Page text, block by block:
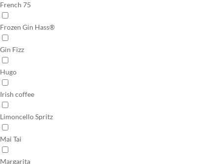
French 75
Frozen Gin Hass®
Gin Fizz
Hugo
Irish coffee
Limoncello Spritz
Mai Tai
Margarita